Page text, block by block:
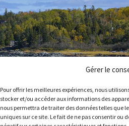
Gérer le
Pour offrir les meilleures expériences, nous
stocker et/ou accéder aux informations des
nous permettra de traiter des données telles que
uniques sur ce site. Le fait de ne pas consentir